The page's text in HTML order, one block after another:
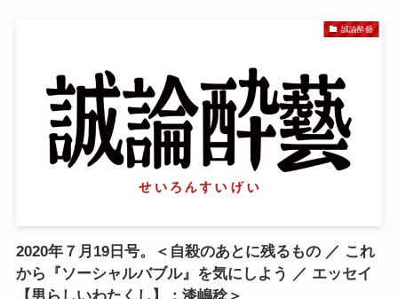
誠論酔藝
2020年７月19日号。＜自殺のあとに残るもの ／ これ
から『ソーシャルバブル』を気にしよう ／ エッセイ